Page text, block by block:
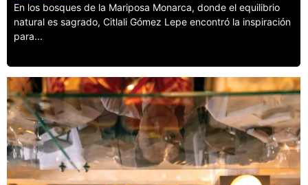
En los bosques de la Mariposa Monarca, donde el equilibrio
natural es sagrado, Citlali Gómez Lepe encontró la inspiración
para...